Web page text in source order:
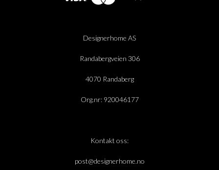
Designerhome AS
Randabergveien 306
4070 Randaberg
Org.nr: 920046177
Kontakt oss:
post@designerhome.no